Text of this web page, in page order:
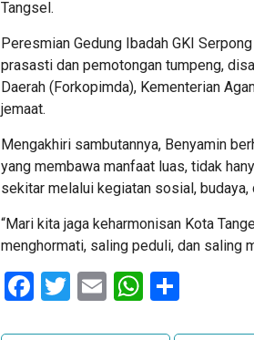
Tangsel.
Peresmian Gedung Ibadah GKI
prasasti dan pemotongan tumpeng,
Daerah (Forkopimda), Kementerian
jemaat.
Mengakhiri sambutannya, Benyamin
yang membawa manfaat luas, tidak
sekitar melalui kegiatan sosial,
“Mari kita jaga keharmonisan Kota
menghormati, saling peduli, dan saling
Facebook
Twitter
Email